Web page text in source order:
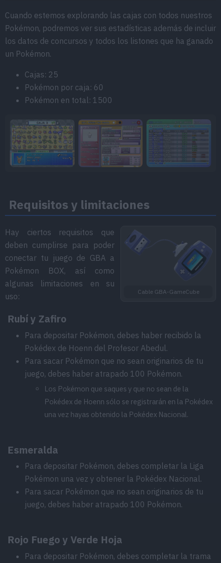
Cuando estemos explorando las cajas con todos nuestros
Pokémon, podremos ver sus estadísticas además de incluir
los datos de concursos y todos los listones que ha ganado
un Pokémon.
Cajas: 25
Pokémon por caja: 60
Pokémon en total: 1500
Requisitos y limitaciones
Cable GBA-GameCube
Hay ciertos requisitos que
deben cumplirse para poder
conectar tu juego de GBA a
Pokémon BOX, así como
algunas limitaciones en su
uso:
Rubí y Zafiro
Para depositar Pokémon, debes haber recibido la
Pokédex de Hoenn del Profesor Abedul.
Para sacar Pokémon que no sean originarios de tu
juego, debes haber atrapado 100 Pokémon.
Los Pokémon que saques y que no sean de la
Pokédex de Hoenn sólo se registrarán en la Pokédex
una vez hayas obtenido la Pokédex Nacional.
Esmeralda
Para depositar Pokémon, debes completar la Liga
Pokémon una vez y obtener la Pokédex Nacional.
Para sacar Pokémon que no sean originarios de tu
juego, debes haber atrapado 100 Pokémon.
Rojo Fuego y Verde Hoja
Para depositar Pokémon, debes completar la trama